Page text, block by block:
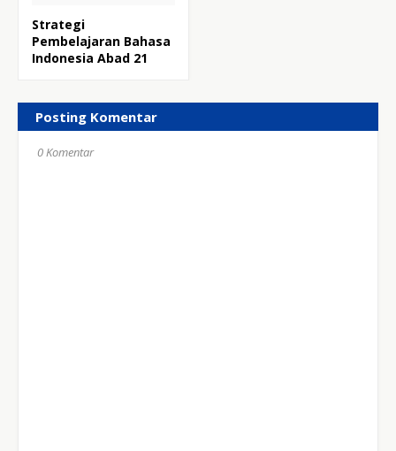
Strategi
Pembelajaran Bahasa
Indonesia Abad 21
Posting Komentar
0 Komentar